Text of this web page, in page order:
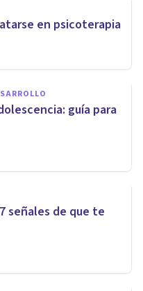
en psicoterapia
guía para
señales de que te